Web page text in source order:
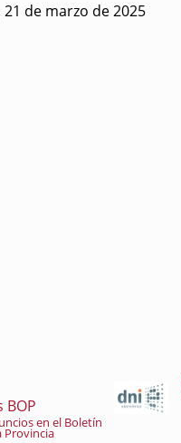
de marzo de 2025
BOP
en el Boletín
Provincia